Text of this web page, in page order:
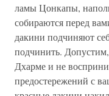
ламы Цонкапы,
собираются перед
дакини подчиняют
подчинить. Допустим,
Дхарме и не
предостережений с